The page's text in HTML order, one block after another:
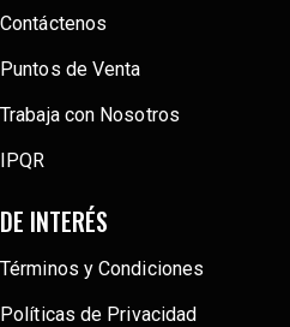
Contáctenos
Puntos de Venta
Trabaja con Nosotros
IPQR
DE INTERÉS
Términos y Condiciones
Políticas de Privacidad